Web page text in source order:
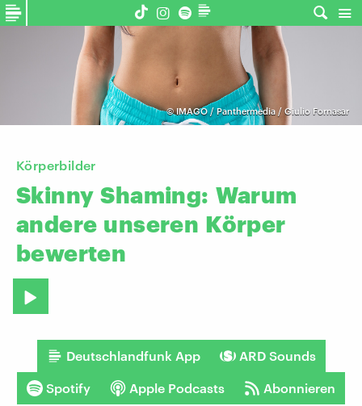
©IMAGO / Panthermedia / Giulio Fornasar
Körperbilder
Skinny Shaming: Warum
andere unseren Körper
bewerten
Deutschlandfunk App ARD Sounds
Spotify Apple Podcasts Abonnieren